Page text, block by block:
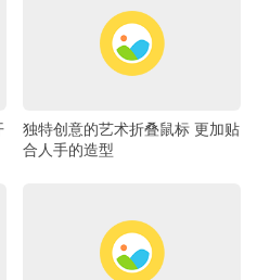
独特创意的艺术折叠鼠标 更加贴
合人手的造型